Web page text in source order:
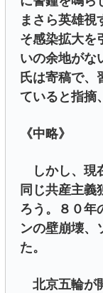
まさら英雄視
そ感染拡大を
いの余地がな
氏は寄稿で、
ていると指摘
《中略》
しかし、現
同じ共産主義
ろう。８０年
ンの壁崩壊、
た。
北京五輪が